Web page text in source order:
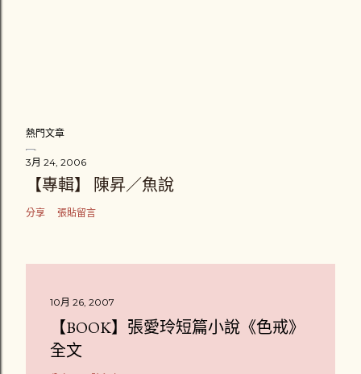
熱門文章
3月 24, 2006
【專輯】 陳昇／魚說
分享 張貼留言
10月 26, 2007
【BOOK】張愛玲短篇小說《色戒》
全文